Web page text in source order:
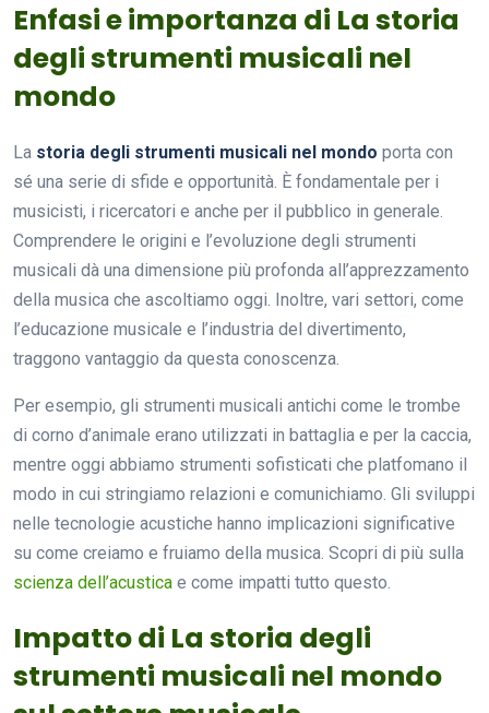
Enfasi e importanza di La storia
degli strumenti musicali nel
mondo
La storia degli strumenti musicali nel mondo porta con
sé una serie di sfide e opportunità. È fondamentale per i
musicisti, i ricercatori e anche per il pubblico in generale.
Comprendere le origini e l’evoluzione degli strumenti
musicali dà una dimensione più profonda all’apprezzamento
della musica che ascoltiamo oggi. Inoltre, vari settori, come
l’educazione musicale e l’industria del divertimento,
traggono vantaggio da questa conoscenza.
Per esempio, gli strumenti musicali antichi come le trombe
di corno d’animale erano utilizzati in battaglia e per la caccia,
mentre oggi abbiamo strumenti sofisticati che platfomano il
modo in cui stringiamo relazioni e comunichiamo. Gli sviluppi
nelle tecnologie acustiche hanno implicazioni significative
su come creiamo e fruiamo della musica. Scopri di più sulla
scienza dell’acustica e come impatti tutto questo.
Impatto di La storia degli
strumenti musicali nel mondo